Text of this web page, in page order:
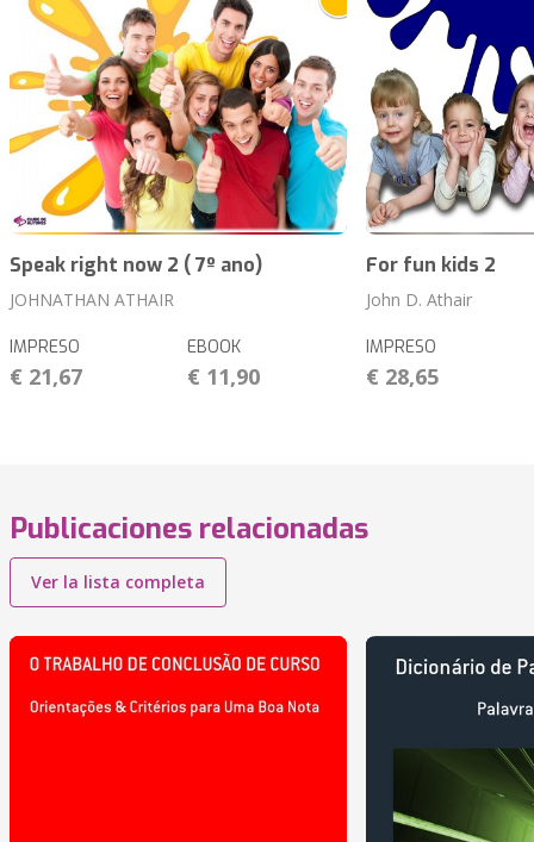
Speak right now 2 ( 7º ano)
JOHNATHAN ATHAIR
IMPRESO
€ 21,67
EBOOK
€ 11,90
For fun kids 2
John D. Athair
IMPRESO
€ 28,65
Publicaciones relacionadas
Ver la lista completa